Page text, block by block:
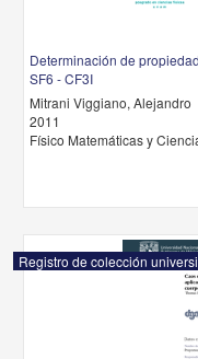
Determinación de
SF6 - CF3I
Mitrani Viggiano, Alejandro
2011
Físico Matemáticas y